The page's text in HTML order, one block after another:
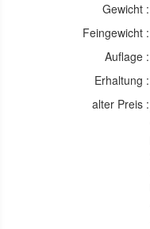
Gewicht :
Feingewicht :
Auflage :
Erhaltung :
alter Preis :